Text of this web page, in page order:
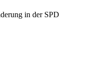
in der SPD